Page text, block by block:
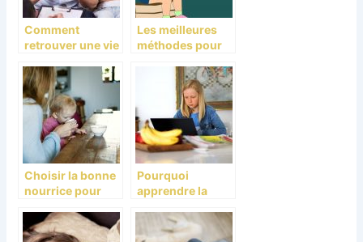
Comment
retrouver une vie
l’arrivée d’un
bébé?
Les meilleures
méthodes pour
facilement le
français aux
enfants
Choisir la bonne
nourrice pour
Pourquoi
apprendre la
aux enfants ?